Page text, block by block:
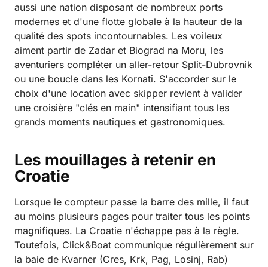
aussi une nation disposant de nombreux ports
modernes et d'une flotte globale à la hauteur de la
qualité des spots incontournables. Les voileux
aiment partir de Zadar et Biograd na Moru, les
aventuriers compléter un aller-retour Split-Dubrovnik
ou une boucle dans les Kornati. S'accorder sur le
choix d'une location avec skipper revient à valider
une croisière "clés en main" intensifiant tous les
grands moments nautiques et gastronomiques.
Les mouillages à retenir en
Croatie
Lorsque le compteur passe la barre des mille, il faut
au moins plusieurs pages pour traiter tous les points
magnifiques. La Croatie n'échappe pas à la règle.
Toutefois, Click&Boat communique régulièrement sur
la baie de Kvarner (Cres, Krk, Pag, Losinj, Rab)